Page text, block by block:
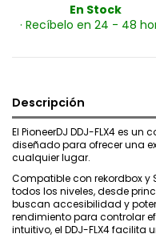
En Stock
· Recíbelo en 24 - 48
Descripción
El PioneerDJ DDJ-FLX4 es
diseñado para ofrecer una
cualquier lugar.
Compatible con rekordbox y
todos los niveles, desde
buscan accesibilidad y
rendimiento para controlar
intuitivo, el DDJ-FLX4